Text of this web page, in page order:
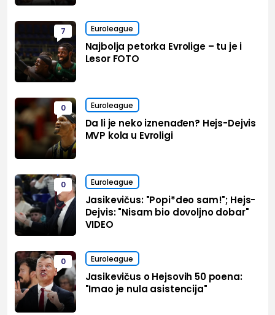
7 Euroleague
Najbolja petorka Evrolige – tu je i
Lesor FOTO
0 Euroleague
Da li je neko iznenađen? Hejs-Dejvis
MVP kola u Evroligi
0 Euroleague
Jasikevičus: "Popi*deo sam!"; Hejs-
Dejvis: "Nisam bio dovoljno dobar"
VIDEO
0 Euroleague
Jasikevičus o Hejsovih 50 poena:
"Imao je nula asistencija"